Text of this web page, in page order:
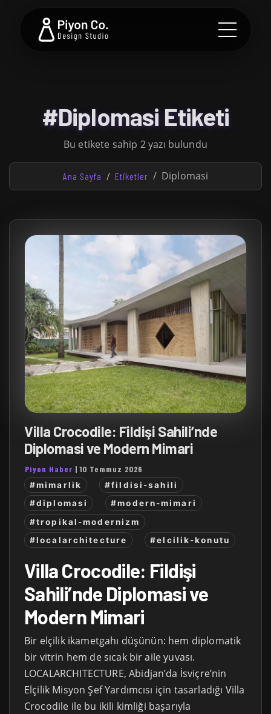
#Diplomasi Etiketi
Bu etikete sahip 2 yazı bulundu
Ana Sayfa Etiketler Diplomasi
Villa Crocodile: Fildişi Sahili’nde
Diplomasi ve Modern Mimari
Piyon Haber |10 Temmuz 2026
#mimarlik
#fildisi-sahili
#diplomasi
#modern-mimari
#tropikal-modernizm
#localarchitecture
#elcilik-konutu
Villa Crocodile: Fildişi
Sahili’nde Diplomasi ve
Modern Mimari
Bir elçilik ikametgahı düşünün: hem diplomatik
bir vitrin hem de sıcak bir aile yuvası.
LOCALARCHITECTURE, Abidjan’da İsviçre’nin
Elçilik Misyon Şef Yardımcısı için tasarladığı Villa
Crocodile ile bu ikili kimliği başarıyla